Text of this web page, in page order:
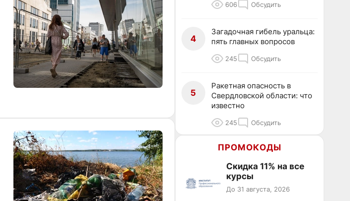
606 Обсудить
4
Загадочная гибель уральца:
пять главных вопросов
245 Обсудить
5
Ракетная опасность в
Свердловской области: что
известно
245 Обсудить
ПРОМОКОДЫ
Скидка 11% на все
курсы
До 31 августа, 2026